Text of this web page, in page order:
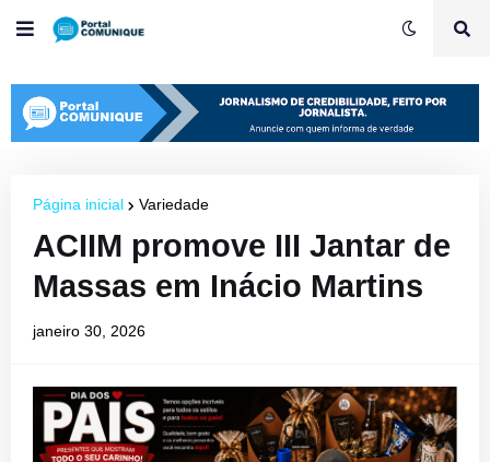
Página inicial Variedade
ACIIM promove III Jantar de
Massas em Inácio Martins
janeiro 30, 2026